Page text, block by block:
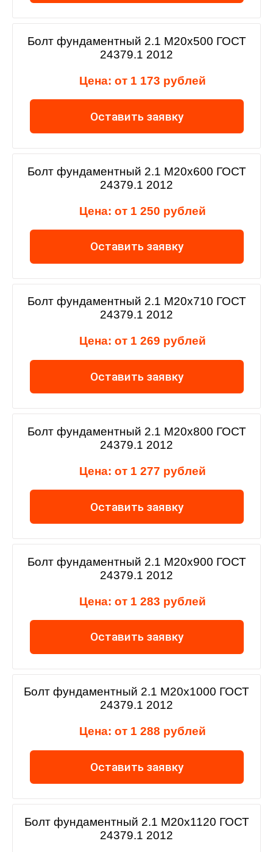
Болт фундаментный 2.1 М20х500 ГОСТ
24379.1 2012
Цена: от 1 173 рублей
Оставить заявку
Болт фундаментный 2.1 М20х600 ГОСТ
24379.1 2012
Цена: от 1 250 рублей
Оставить заявку
Болт фундаментный 2.1 М20х710 ГОСТ
24379.1 2012
Цена: от 1 269 рублей
Оставить заявку
Болт фундаментный 2.1 М20х800 ГОСТ
24379.1 2012
Цена: от 1 277 рублей
Оставить заявку
Болт фундаментный 2.1 М20х900 ГОСТ
24379.1 2012
Цена: от 1 283 рублей
Оставить заявку
Болт фундаментный 2.1 М20х1000 ГОСТ
24379.1 2012
Цена: от 1 288 рублей
Оставить заявку
Болт фундаментный 2.1 М20х1120 ГОСТ
24379.1 2012